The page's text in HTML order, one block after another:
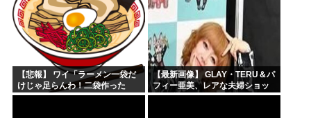
【悲報】 ワイ「ラーメン一袋だ
けじゃ足らんわ！二袋作った
ろ！」→結果ｗｗｗ
【最新画像】 GLAY・TERU＆パ
フィー亜美、レアな夫婦ショッ
トを公開してしまう！